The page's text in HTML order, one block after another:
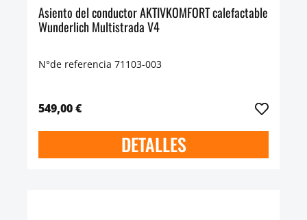
Asiento del conductor AKTIVKOMFORT calefactable
Wunderlich Multistrada V4
N°de referencia 71103-003
549,00 €
DETALLES